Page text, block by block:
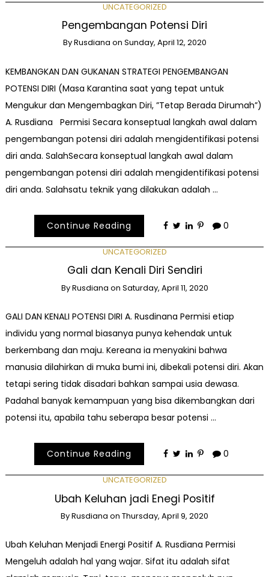
UNCATEGORIZED
Pengembangan Potensi Diri
ByRusdiana on Sunday, April 12, 2020
KEMBANGKAN DAN GUKANAN STRATEGI PENGEMBANGAN
POTENSI DIRI (Masa Karantina saat yang tepat untuk
Mengukur dan Mengembagkan Diri, ”Tetap Berada Dirumah”)
A. Rusdiana Permisi Secara konseptual langkah awal dalam
pengembangan potensi diri adalah mengidentifikasi potensi
diri anda. SalahSecara konseptual langkah awal dalam
pengembangan potensi diri adalah mengidentifikasi potensi
diri anda. Salahsatu teknik yang dilakukan adalah …
Continue Reading 0
UNCATEGORIZED
Gali dan Kenali Diri Sendiri
ByRusdiana on Saturday, April 11, 2020
GALI DAN KENALI POTENSI DIRI A. Rusdinana Permisi etiap
individu yang normal biasanya punya kehendak untuk
berkembang dan maju. Kereana ia menyakini bahwa
manusia dilahirkan di muka bumi ini, dibekali potensi diri. Akan
tetapi sering tidak disadari bahkan sampai usia dewasa.
Padahal banyak kemampuan yang bisa dikembangkan dari
potensi itu, apabila tahu seberapa besar potensi …
Continue Reading 0
UNCATEGORIZED
Ubah Keluhan jadi Enegi Positif
ByRusdiana on Thursday, April 9, 2020
Ubah Keluhan Menjadi Energi Positif A. Rusdiana Permisi
Mengeluh adalah hal yang wajar. Sifat itu adalah sifat